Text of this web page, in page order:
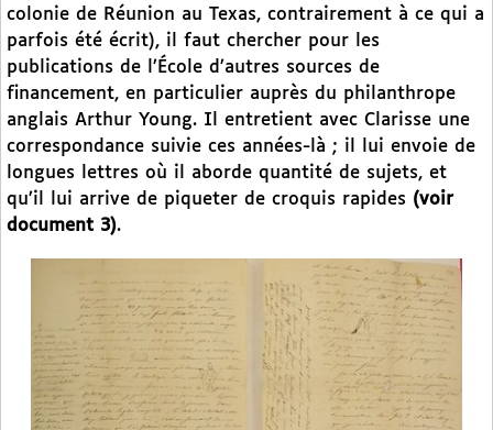
colonie de Réunion au Texas, contrairement à ce qui a
parfois été écrit), il faut chercher pour les
publications de l’École d’autres sources de
financement, en particulier auprès du philanthrope
anglais Arthur Young. Il entretient avec Clarisse une
correspondance suivie ces années-là ; il lui envoie de
longues lettres où il aborde quantité de sujets, et
qu’il lui arrive de piqueter de croquis rapides (voir
document 3).